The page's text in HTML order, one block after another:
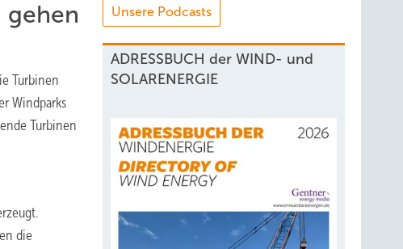
gehen
Turbinen
Windparks
Turbinen
die
Unsere Podcasts
ADRESSBUCH der WIND- und
SOLARENERGIE